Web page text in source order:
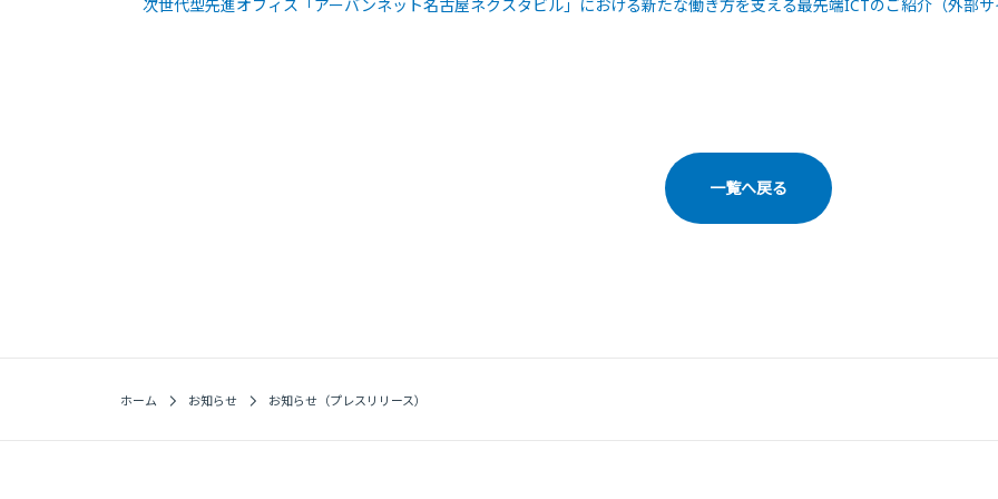
次世代型先進オフィス「アーバンネット名古屋ネクスタビル」における新たな働き方を支える最先端ICTのご紹介（外部
一覧へ戻る
ホーム お知らせ お知らせ（プレスリリース）